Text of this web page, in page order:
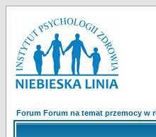
Forum Forum na temat przemocy w